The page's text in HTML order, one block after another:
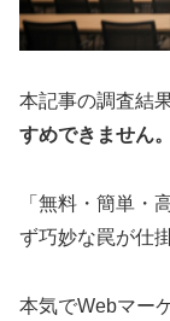
本記事の調査結
すめできません。
「無料・簡単・
ず巧妙な罠が仕
本気でWebマー